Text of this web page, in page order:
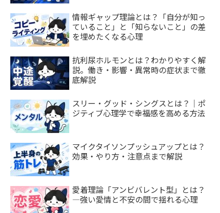
情報ギャップ理論とは？「自分が知っ
ていること」と「知らないこと」の差
を埋めたくなる心理
抗利尿ホルモンとは？わかりやすく解
説。働き・影響・異常時の症状まで徹
底解説
スリー・グッド・シングスとは？｜ポ
ジティブ心理学で幸福感を高める方法
マイクタイソンプッシュアップとは？
効果・やり方・注意点まで解説
愛着理論「アンビバレント型」とは？
—強い愛情と不安の間で揺れる心理